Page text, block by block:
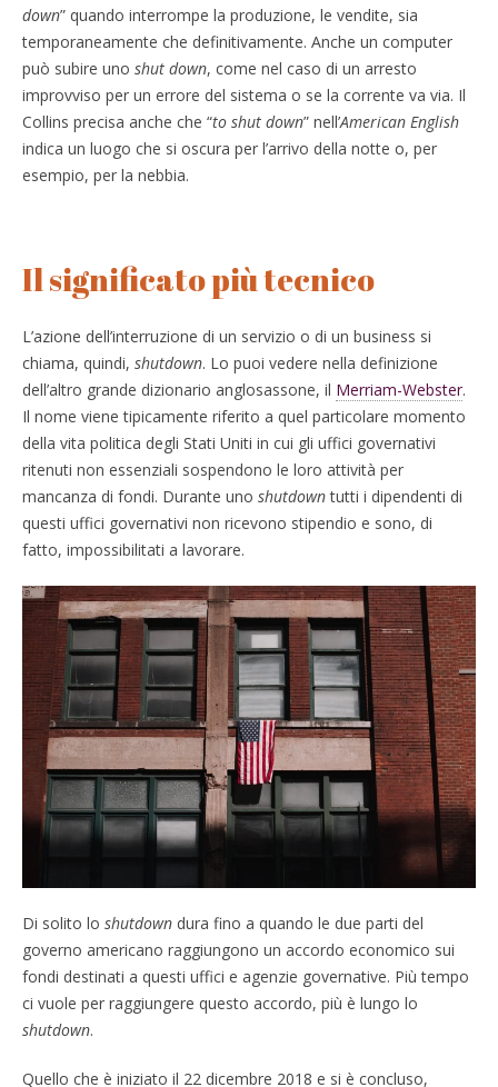
down” quando interrompe la produzione, le vendite, sia
temporaneamente che definitivamente. Anche un computer
può subire uno shut down, come nel caso di un arresto
improvviso per un errore del sistema o se la corrente va via. Il
Collins precisa anche che “to shut down” nell’American English
indica un luogo che si oscura per l’arrivo della notte o, per
esempio, per la nebbia.
Il significato più tecnico
L’azione dell’interruzione di un servizio o di un business si
chiama, quindi, shutdown. Lo puoi vedere nella definizione
dell’altro grande dizionario anglosassone, il Merriam-Webster.
Il nome viene tipicamente riferito a quel particolare momento
della vita politica degli Stati Uniti in cui gli uffici governativi
ritenuti non essenziali sospendono le loro attività per
mancanza di fondi. Durante uno shutdowntutti i dipendenti di
questi uffici governativi non ricevono stipendio e sono, di
fatto, impossibilitati a lavorare.
Di solito lo shutdown dura fino a quando le due parti del
governo americano raggiungono un accordo economico sui
fondi destinati a questi uffici e agenzie governative. Più tempo
ci vuole per raggiungere questo accordo, più è lungo lo
shutdown.
Quello che è iniziato il 22 dicembre 2018 e si è concluso,